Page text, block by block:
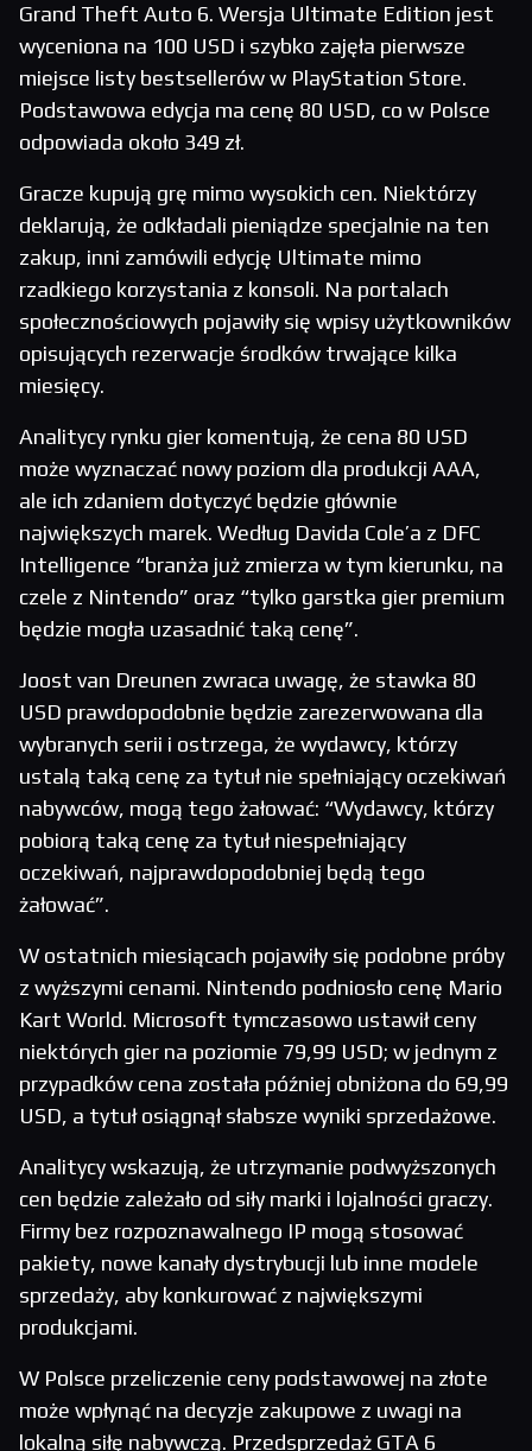
Grand Theft Auto 6. Wersja Ultimate Edition jest
wyceniona na 100 USD i szybko zajęła pierwsze
miejsce listy bestsellerów w PlayStation Store.
Podstawowa edycja ma cenę 80 USD, co w Polsce
odpowiada około 349 zł.
Gracze kupują grę mimo wysokich cen. Niektórzy
deklarują, że odkładali pieniądze specjalnie na ten
zakup, inni zamówili edycję Ultimate mimo
rzadkiego korzystania z konsoli. Na portalach
społecznościowych pojawiły się wpisy użytkowników
opisujących rezerwacje środków trwające kilka
miesięcy.
Analitycy rynku gier komentują, że cena 80 USD
może wyznaczać nowy poziom dla produkcji AAA,
ale ich zdaniem dotyczyć będzie głównie
największych marek. Według Davida Cole’a z DFC
Intelligence “branża już zmierza w tym kierunku, na
czele z Nintendo” oraz “tylko garstka gier premium
będzie mogła uzasadnić taką cenę”.
Joost van Dreunen zwraca uwagę, że stawka 80
USD prawdopodobnie będzie zarezerwowana dla
wybranych serii i ostrzega, że wydawcy, którzy
ustalą taką cenę za tytuł nie spełniający oczekiwań
nabywców, mogą tego żałować: “Wydawcy, którzy
pobiorą taką cenę za tytuł niespełniający
oczekiwań, najprawdopodobniej będą tego
żałować”.
W ostatnich miesiącach pojawiły się podobne próby
z wyższymi cenami. Nintendo podniosło cenę Mario
Kart World. Microsoft tymczasowo ustawił ceny
niektórych gier na poziomie 79,99 USD; w jednym z
przypadków cena została później obniżona do 69,99
USD, a tytuł osiągnął słabsze wyniki sprzedażowe.
Analitycy wskazują, że utrzymanie podwyższonych
cen będzie zależało od siły marki i lojalności graczy.
Firmy bez rozpoznawalnego IP mogą stosować
pakiety, nowe kanały dystrybucji lub inne modele
sprzedaży, aby konkurować z największymi
produkcjami.
W Polsce przeliczenie ceny podstawowej na złote
może wpłynąć na decyzje zakupowe z uwagi na
lokalną siłę nabywczą. Przedsprzedaż GTA 6